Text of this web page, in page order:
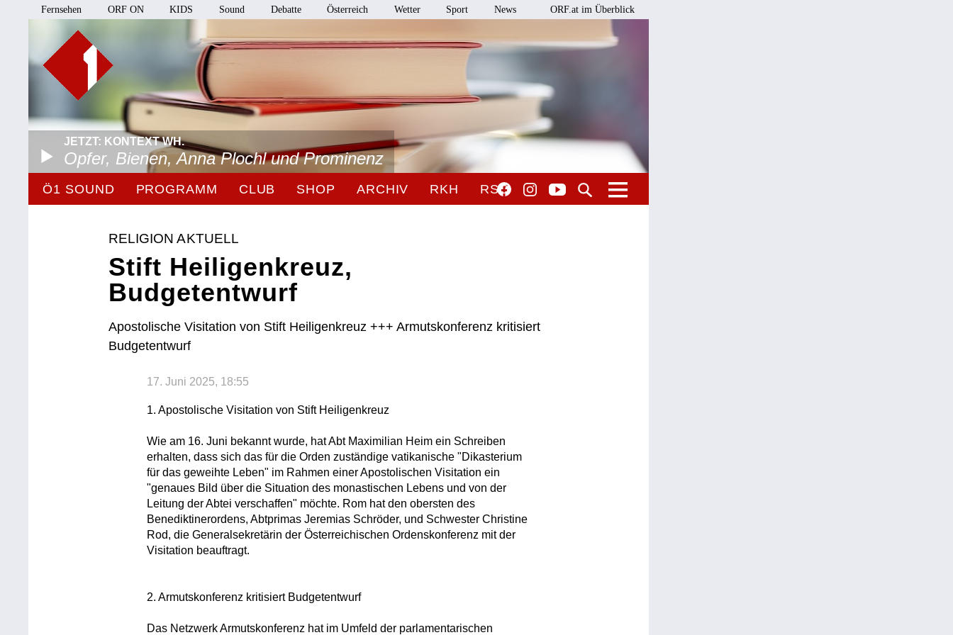
Fernsehen ORF ON KIDS Sound Debatte Österreich Wetter Sport News ORF.at im Überblick
JETZT: KONTEXT WH.
Opfer, Bienen, Anna Plochl und Prominenz
Ö1 SOUND PROGRAMM CLUB SHOP ARCHIV RKH RSO
RELIGION AKTUELL
Stift Heiligenkreuz,
Budgetentwurf
Apostolische Visitation von Stift Heiligenkreuz +++ Armutskonferenz kritisiert
Budgetentwurf
17. Juni 2025, 18:55
1. Apostolische Visitation von Stift Heiligenkreuz
Wie am 16. Juni bekannt wurde, hat Abt Maximilian Heim ein Schreiben
erhalten, dass sich das für die Orden zuständige vatikanische "Dikasterium
für das geweihte Leben" im Rahmen einer Apostolischen Visitation ein
"genaues Bild über die Situation des monastischen Lebens und von der
Leitung der Abtei verschaffen" möchte. Rom hat den obersten des
Benediktinerordens, Abtprimas Jeremias Schröder, und Schwester Christine
Rod, die Generalsekretärin der Österreichischen Ordenskonferenz mit der
Visitation beauftragt.
2. Armutskonferenz kritisiert Budgetentwurf
Das Netzwerk Armutskonferenz hat im Umfeld der parlamentarischen